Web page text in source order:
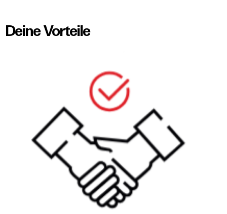
Deine Vorteile